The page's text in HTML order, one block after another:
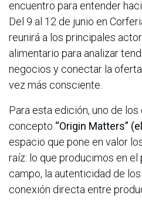
encuentro para entender
Del 9 al 12 de junio en
reunirá a los principales
alimentario para analizar
negocios y conectar la
vez más consciente.
Para esta edición, uno de
concepto “Origin Matters”
espacio que pone en valor
raíz: lo que producimos en el
campo, la autenticidad de
conexión directa entre